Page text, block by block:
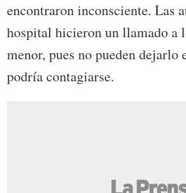
encontraron inconsciente. Las
hospital hicieron un llamado a
menor, pues no pueden dejarlo
podría contagiarse.